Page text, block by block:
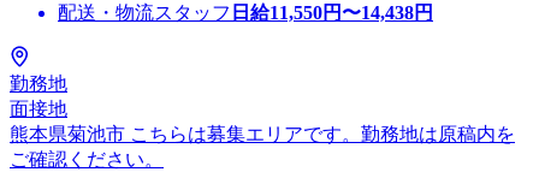
配送・物流スタッフ 日給11,550円〜14,438円
勤務地
面接地
熊本県菊池市 こちらは募集エリアです。勤務地は原稿内を
ご確認ください。